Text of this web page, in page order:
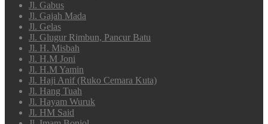
Jl. Gabus
Jl. Gajah Mada
Jl. Gelas
Jl. Glugur Rimbun, Pancur Batu
Jl. H. Misbah
Jl. H.M Joni
Jl. H.M Yamin
Jl. Haji Anif (Ruko Cemara Kuta)
Jl. Hang Tuah
Jl. Hayam Wuruk
Jl. HM Said